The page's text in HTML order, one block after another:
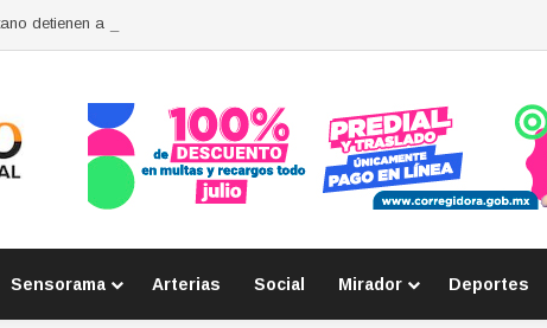
detienen a tres personas por posesión de sustancias ilícitas en Huimilpan
Sensorama Arterias Social Mirador Deportes